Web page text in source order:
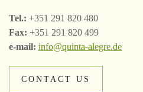
Tel.: +351 291 820 480
Fax: +351 291 820 499
e-mail: info@quinta-alegre.de
CONTACT US